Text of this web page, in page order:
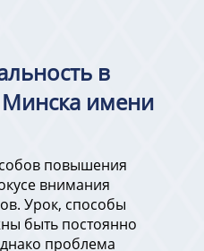
в
имени
повышения
внимания
Урок, способы
быть постоянно
проблема